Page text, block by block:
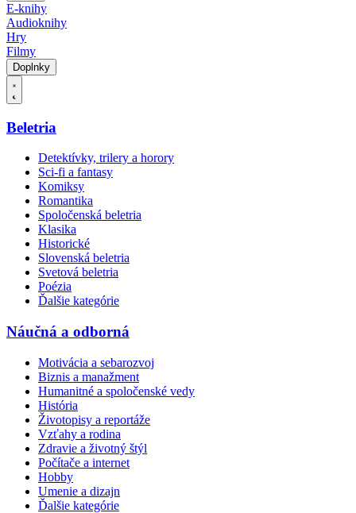
E-knihy
Audioknihy
Hry
Filmy
Doplnky
Beletria
Detektívky, trilery a horory
Sci-fi a fantasy
Komiksy
Romantika
Spoločenská beletria
Klasika
Historické
Slovenská beletria
Svetová beletria
Poézia
Ďalšie kategórie
Náučná a odborná
Motivácia a sebarozvoj
Biznis a manažment
Humanitné a spoločenské vedy
História
Životopisy a reportáže
Vzťahy a rodina
Zdravie a životný štýl
Počítače a internet
Hobby
Umenie a dizajn
Ďalšie kategórie